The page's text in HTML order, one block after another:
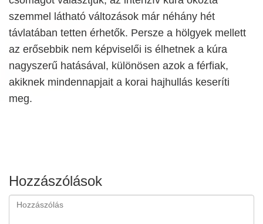
szemmel látható változások már néhány hét
távlatában tetten érhetők. Persze a hölgyek mellett
az erősebbik nem képviselői is élhetnek a kúra
nagyszerű hatásával, különösen azok a férfiak,
akiknek mindennapjait a korai hajhullás keseríti
meg.
Hozzászólások